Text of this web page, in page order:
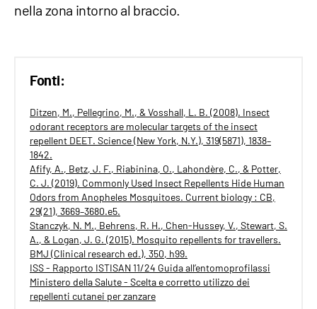
nella zona intorno al braccio.
Fonti:
Ditzen, M., Pellegrino, M., & Vosshall, L. B. (2008). Insect
odorant receptors are molecular targets of the insect
repellent DEET. Science (New York, N.Y.), 319(5871), 1838–
1842.
Afify, A., Betz, J. F., Riabinina, O., Lahondère, C., & Potter,
C. J. (2019). Commonly Used Insect Repellents Hide Human
Odors from Anopheles Mosquitoes. Current biology : CB,
29(21), 3669–3680.e5.
Stanczyk, N. M., Behrens, R. H., Chen-Hussey, V., Stewart, S.
A., & Logan, J. G. (2015). Mosquito repellents for travellers.
BMJ (Clinical research ed.), 350, h99.
ISS - Rapporto ISTISAN 11/24 Guida all’entomoprofilassi
Ministero della Salute - Scelta e corretto utilizzo dei
repellenti cutanei per zanzare